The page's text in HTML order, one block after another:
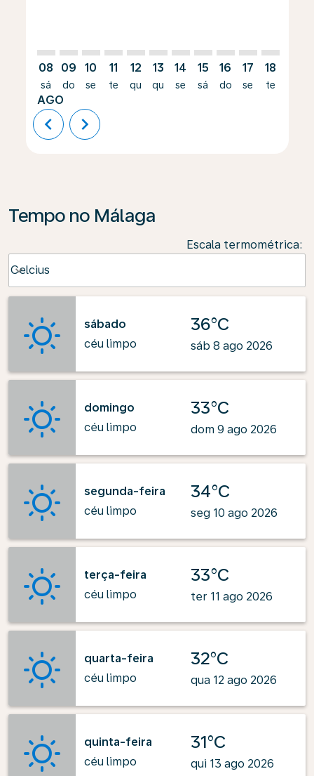
08
sá
AGO
09
do
10
se
11
te
12
qu
13
qu
14
se
15
sá
16
do
17
se
18
te
chevron_left chevron_right
Tempo no Málaga
Escala termométrica:
Celcius
keyboard_arrow_down
sábado
céu limpo
36°C
sáb 8 ago 2026
domingo
céu limpo
33°C
dom 9 ago 2026
segunda-feira
céu limpo
34°C
seg 10 ago 2026
terça-feira
céu limpo
33°C
ter 11 ago 2026
quarta-feira
céu limpo
32°C
qua 12 ago 2026
quinta-feira
céu limpo
31°C
qui 13 ago 2026